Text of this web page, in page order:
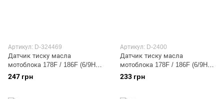
Артикул: D-324469
Датчик тиску масла
мотоблока 178F / 186F (6/9Hp)
UG
247 грн
Артикул: D-2400
Датчик тиску масла
мотоблока 178F / 186F (6/9Hp)
DIGGER
233 грн